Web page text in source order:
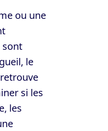
ou une
sont
le
si les
les